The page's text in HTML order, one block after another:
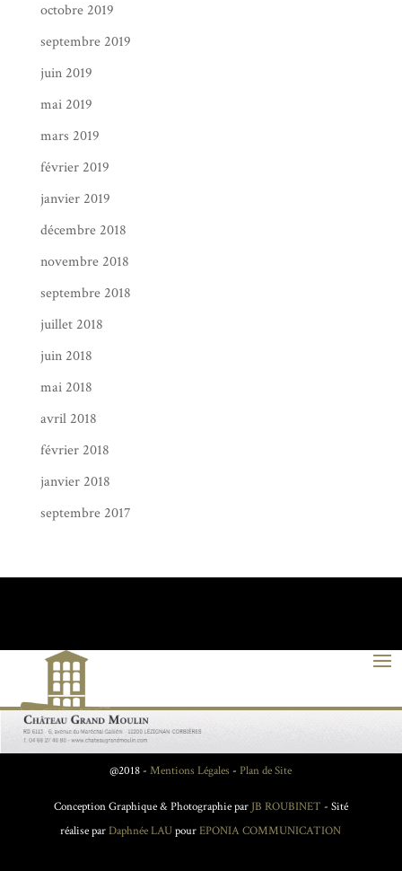
octobre 2019
septembre 2019
juin 2019
mai 2019
mars 2019
février 2019
janvier 2019
décembre 2018
novembre 2018
septembre 2018
juillet 2018
juin 2018
mai 2018
avril 2018
février 2018
janvier 2018
septembre 2017
@2018 - Mentions Légales - Plan de Site
Conception Graphique & Photographie par JB ROUBINET - Sité
réalise parDaphnée LAUpourEPONIA COMMUNICATION